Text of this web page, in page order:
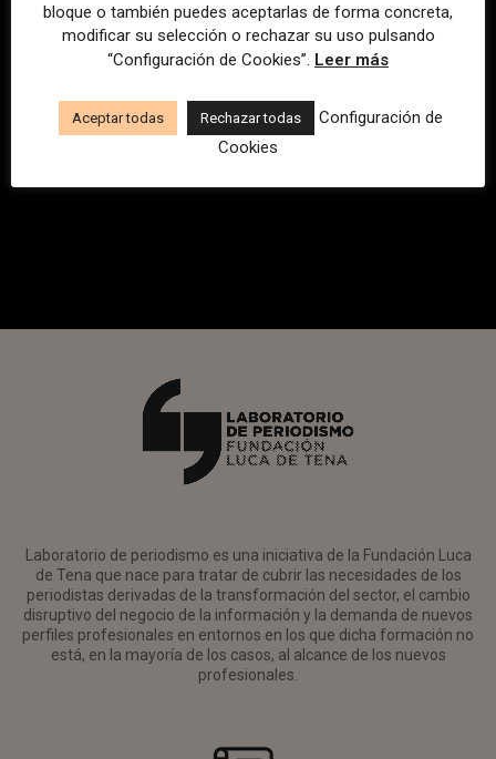
redaccion@fundacionlucadetena.org
Laboratorio de periodismo es una iniciativa de la Fundación Luca
de Tena que nace para tratar de cubrir las necesidades de los
periodistas derivadas de la transformación del sector, el cambio
disruptivo del negocio de la información y la demanda de nuevos
perfiles profesionales en entornos en los que dicha formación no
está, en la mayoría de los casos, al alcance de los nuevos
profesionales.
bloque o también puedes aceptarlas de forma concreta,
modificar su selección o rechazar su uso pulsando
“Configuración de Cookies”. Leer más
Aceptar todas Rechazar todas
Configuración de
Cookies